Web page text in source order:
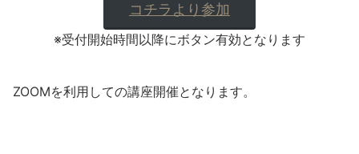
コチラより参加
※受付開始時間以降にボタン有効となります
ZOOMを利用しての講座開催となります。